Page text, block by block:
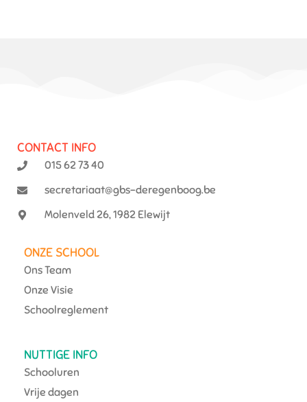
CONTACT INFO
015 62 73 40
secretariaat@gbs-deregenboog.be
Molenveld 26, 1982 Elewijt
ONZE SCHOOL
Ons Team
Onze Visie
Schoolreglement
NUTTIGE INFO
Schooluren
Vrije dagen